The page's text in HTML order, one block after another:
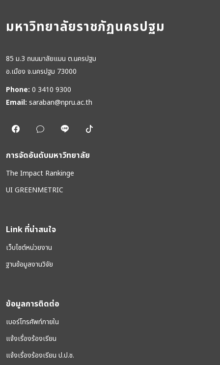
มหาวิทยาลัยราชภัฏนครปฐม
85 ม.3 ถนนมาลัยแมน ต.นครปฐม
อ.เมือง จ.นครปฐม 73000
Phone: 0 3410 9300
Email: saraban@npru.ac.th
การจัดอันดับมหาวิทยาลัย
The Impact Rankinge
UI GREENMETRIC
Link ที่น่าสนใจ
เว็บไซต์หน่วยงาน
ฐานข้อมูลงานวิจัย
ข้อมูลการติดต่อ
เบอร์โทรศัพท์ภายใน
แจ้งเรื่องร้องเรียน
แจ้งเรื่องร้องเรียน ป.ป.ช.